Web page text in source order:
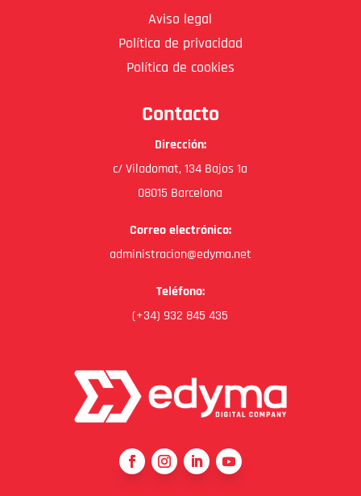
Aviso legal
Política de privacidad
Política de cookies
Contacto
Dirección:
c/ Viladomat, 134 Bajos 1a
08015 Barcelona
Correo electrónico:
administracion@edyma.net
Teléfono:
(+34) 932 845 435